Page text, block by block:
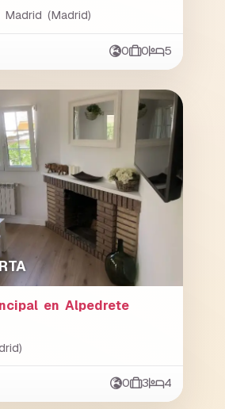
(Madrid)
0 0 5
en Alpedrete
0 3 4